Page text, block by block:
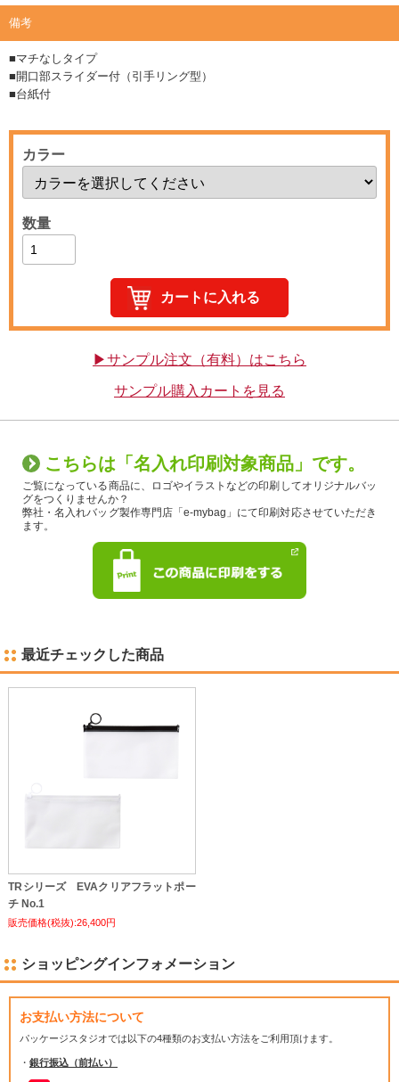
備考
■マチなしタイプ
■開口部スライダー付（引手リング型）
■台紙付
カラー
数量
▶サンプル注文（有料）はこちら
サンプル購入カートを見る
こちらは「名入れ印刷対象商品」です。
ご覧になっている商品に、ロゴやイラストなどの印刷してオリジナルバッ
グをつくりませんか？
弊社・名入れバッグ製作専門店「e-mybag」にて印刷対応させていただき
ます。
最近チェックした商品
TRシリーズ EVAクリアフラットポー
チ No.1
販売価格(税抜):26,400円
ショッピングインフォメーション
お支払い方法について
パッケージスタジオでは以下の4種類のお支払い方法をご利用頂けます。
・ 銀行振込（前払い）